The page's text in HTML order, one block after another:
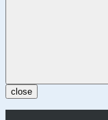
close